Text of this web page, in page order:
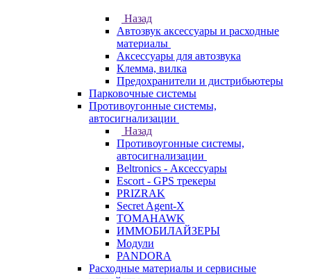
Назад
Автозвук аксессуары и расходные
материалы
Аксессуары для автозвука
Клемма, вилка
Предохранители и дистрибьютеры
Парковочные системы
Противоугонные системы,
автосигнализации
Назад
Противоугонные системы,
автосигнализации
Beltronics - Аксессуары
Escort - GPS трекеры
PRIZRAK
Secret Agent-X
TOMAHAWK
ИММОБИЛАЙЗЕРЫ
Модули
PANDORA
Расходные материалы и сервисные